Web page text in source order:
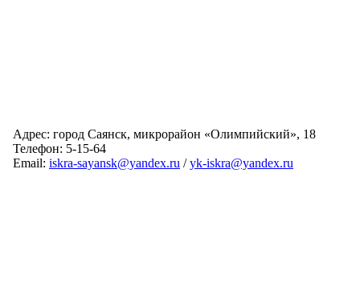
Адрес: город Саянск, микрорайон «Олимпийский», 18
Телефон: 5-15-64
Email: iskra-sayansk@yandex.ru /yk-iskra@yandex.ru